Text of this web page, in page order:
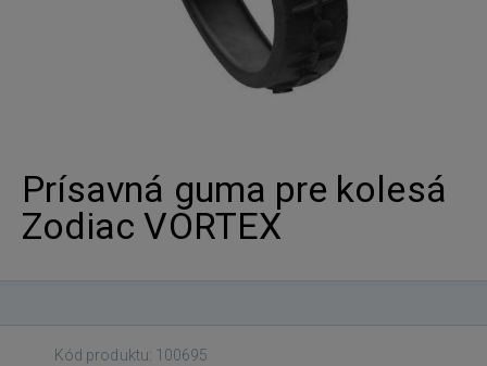
Prísavná guma pre kolesá
Zodiac VORTEX
Kód produktu: 100695